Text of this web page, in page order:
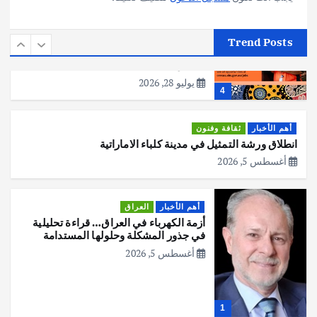
Trend Posts
4
مكتب الإحصاءات الأسترالي (ABS) يجري
عملية التعداد السكاني في11 من الشهر
يوليو 28, 2026
أهم الأخبار ثقافة وفنون
انطلاق ورشة التمثيل في مدينة كلباء الاماراتية
أغسطس 5, 2026
1
أهم الأخبار العراق
أزمة الكهرباء في العراق… قراءة تحليلية
في جذور المشكلة وحلولها المستدامة
أغسطس 5, 2026